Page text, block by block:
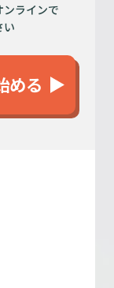
ラインで
い
める